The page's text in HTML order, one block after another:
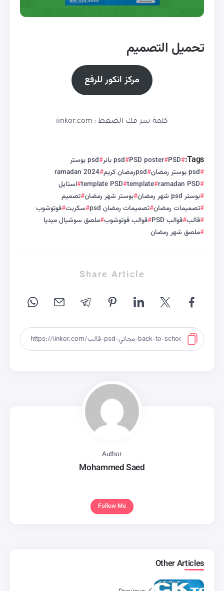
تحميل التصميم
مركز انكور للرفع
كلمة سر فك الضغط : iinkor.com
Tags:
PSD
PSD poster psd بانر
psd بوستر
psd بوستر رمضان
psdرمضان كريم
ramadan 2024
ramadan PSD
template
template PSD استايل
بوستر psd شهر رمضان
بوستر شهر رمضان تصميم
تصميمات رمضان تصميمات رمضان psd سكربت فوتوشوب
قالب قوالب PSD قوالب فوتوشوب ملصق سوشيال ميديا
ملصق شهر رمضان
Share Article
Author
Mohammed Saed
Follow Me
Other Articles